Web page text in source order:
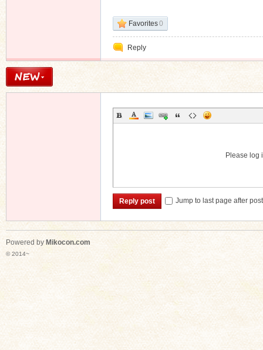
Favorites0
Reply
Please log
Reply post Jump to last page after
Powered by Mikocon.com
© 2014~